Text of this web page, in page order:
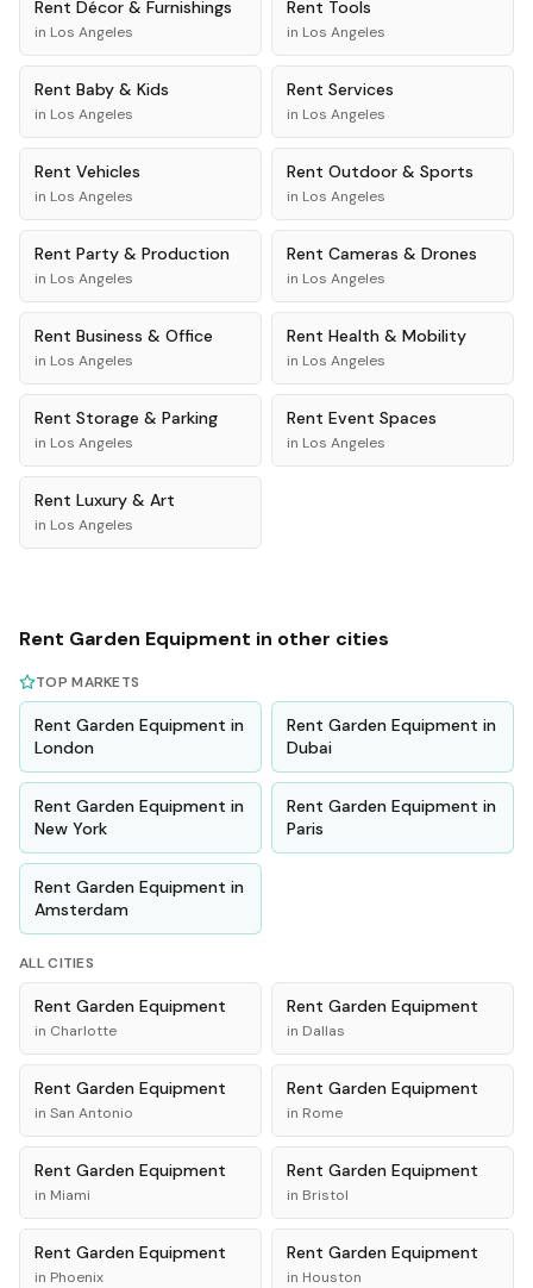
Rent Décor & Furnishings
in Los Angeles
Rent Tools
in Los Angeles
Rent Baby & Kids
in Los Angeles
Rent Services
in Los Angeles
Rent Vehicles
in Los Angeles
Rent Outdoor & Sports
in Los Angeles
Rent Party & Production
in Los Angeles
Rent Cameras & Drones
in Los Angeles
Rent Business & Office
in Los Angeles
Rent Health & Mobility
in Los Angeles
Rent Storage & Parking
in Los Angeles
Rent Event Spaces
in Los Angeles
Rent Luxury & Art
in Los Angeles
Rent Garden Equipment in other cities
TOP MARKETS
Rent Garden Equipment in
London
Rent Garden Equipment in
Dubai
Rent Garden Equipment in
New York
Rent Garden Equipment in
Paris
Rent Garden Equipment in
Amsterdam
ALL CITIES
Rent Garden Equipment
in Charlotte
Rent Garden Equipment
in Dallas
Rent Garden Equipment
in San Antonio
Rent Garden Equipment
in Rome
Rent Garden Equipment
in Miami
Rent Garden Equipment
in Bristol
Rent Garden Equipment
in Phoenix
Rent Garden Equipment
in Houston